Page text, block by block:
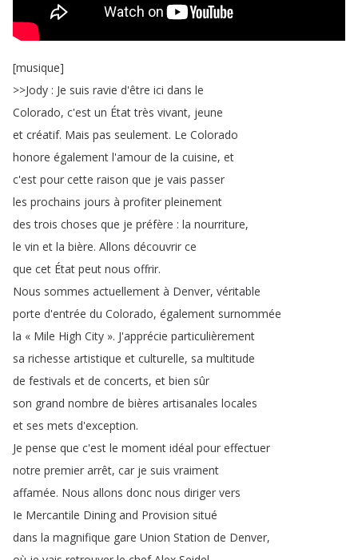
[musique]
>>Jody : Je suis ravie d'être ici dans le
Colorado, c'est un État très vivant, jeune
et créatif. Mais pas seulement. Le Colorado
honore également l'amour de la cuisine, et
c'est pour cette raison que je vais passer
les prochains jours à profiter pleinement
des trois choses que je préfère : la nourriture,
le vin et la bière. Allons découvrir ce
que cet État peut nous offrir.
Nous sommes actuellement à Denver, véritable
porte d'entrée du Colorado, également surnommée
la « Mile High City ». J'apprécie particulièrement
sa richesse artistique et culturelle, sa multitude
de festivals et de concerts, et bien sûr
son grand nombre de bières artisanales locales
et ses mets d'exception.
Je pense que c'est le moment idéal pour effectuer
notre premier arrêt, car je suis vraiment
affamée. Nous allons donc nous diriger vers
Ie Mercantile Dining and Provision situé
dans la magnifique gare Union Station de Denver,